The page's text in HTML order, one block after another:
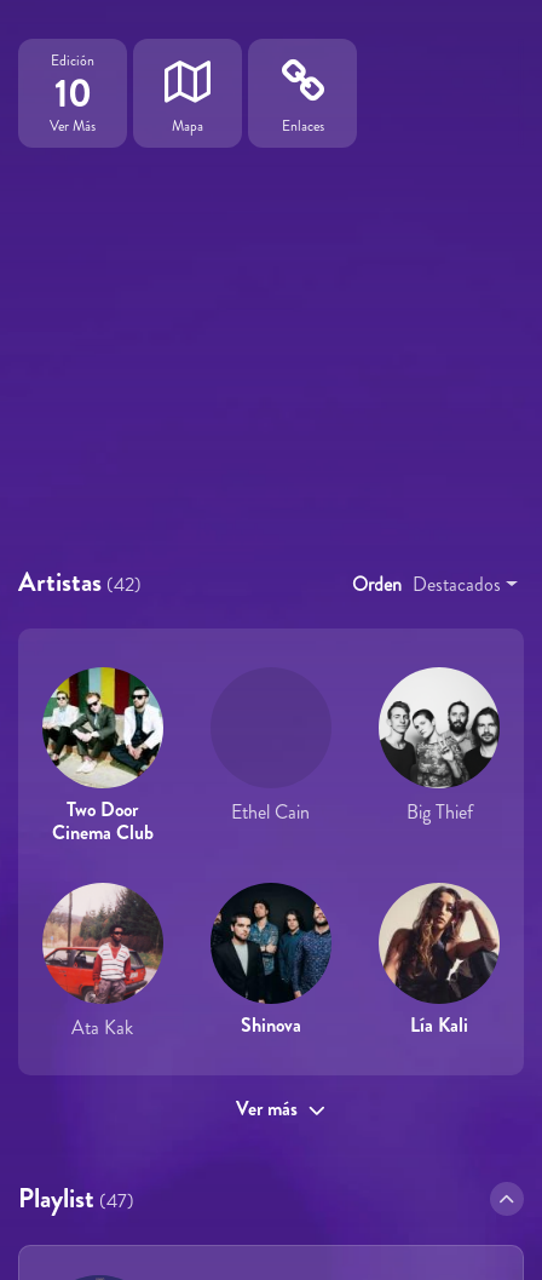
Edición
10
Ver Más Mapa Enlaces
Artistas (42) Orden Destacados
Two Door
Cinema Club
Ethel Cain Big Thief
Ata Kak Shinova Lía Kali
Ver más
Playlist (47)